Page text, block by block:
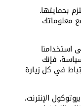
بحمايتها.
معلوماتك
استخدامنا
فإنك
في كل زيارة
الإنترنت،